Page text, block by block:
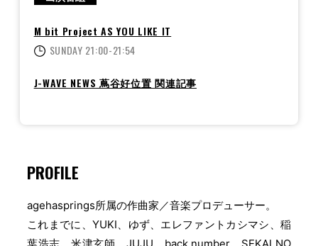
M bit Project AS YOU LIKE IT
SUNDAY 21:00-21:54
J-WAVE NEWS 蔦谷好位置 関連記事
PROFILE
agehasprings所属の作曲家／音楽プロデューサー。
これまでに、YUKI、ゆず、エレファントカシマシ、稲